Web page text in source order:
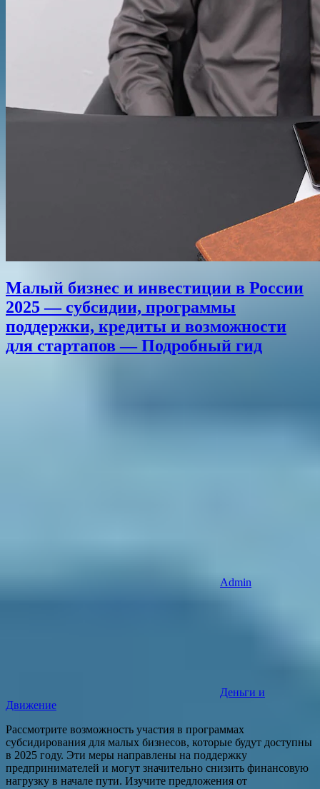
Малый бизнес и инвестиции в России
2025 — субсидии, программы
поддержки, кредиты и возможности
для стартапов — Подробный гид
Admin
Деньги и
Движение
Рассмотрите возможность участия в программах
субсидирования для малых бизнесов, которые будут доступны
в 2025 году. Эти меры направлены на поддержку
предпринимателей и могут значительно снизить финансовую
нагрузку в начале пути. Изучите предложения от